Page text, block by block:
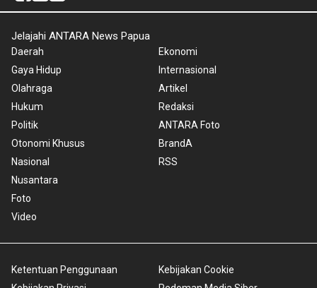
Jelajahi ANTARA News Papua
Daerah
Gaya Hidup
Olahraga
Hukum
Politik
Otonomi Khusus
Nasional
Nusantara
Foto
Video
Ekonomi
Internasional
Artikel
Redaksi
ANTARA Foto
BrandA
RSS
Ketentuan Penggunaan
Kebijakan Cookie